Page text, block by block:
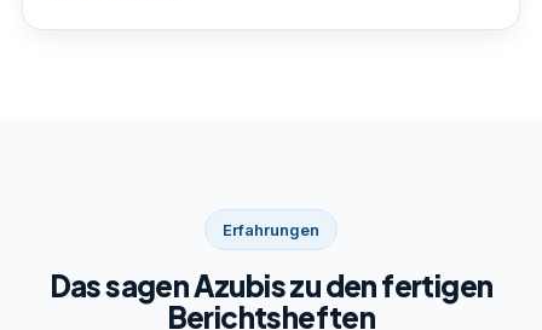
Erfahrungen
Das sagen Azubis zu den fertigen
Berichtsheften